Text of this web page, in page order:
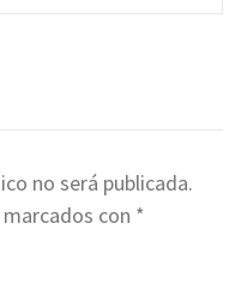
no será publicada.
con *